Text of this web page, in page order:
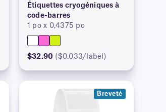
Étiquettes cryogéniques à
code-barres
1 po x 0,4375 po
$32.90 ($0.033/label)
Breveté